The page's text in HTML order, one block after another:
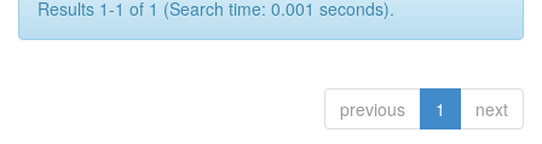
Results 1-1 of 1 (Search time: 0.001 seconds).
previous 1 next